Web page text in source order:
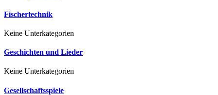
Fischertechnik
Keine Unterkategorien
Geschichten und Lieder
Keine Unterkategorien
Gesellschaftsspiele